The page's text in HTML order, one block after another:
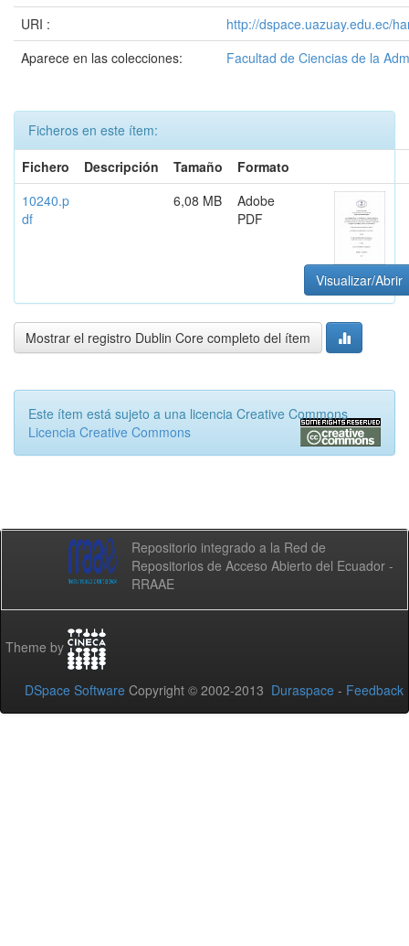
URI :
http://dspace.uazuay.edu.ec/
Aparece en las colecciones:
Facultad de Ciencias de la
Ficheros en este ítem:
Fichero
Descripción Tamaño
Formato
10240.p
df
6,08 MB
Adobe
PDF
Visualizar/Abrir
Mostrar el registro Dublin Core completo del ítem
Este ítem está sujeto a una licencia Creative Commons
Licencia Creative Commons
Repositorio integrado a la Red de
Repositorios de Acceso Abierto del Ecuador -
RRAAE
Theme by
DSpace Software Copyright © 2002-2013 Duraspace - Feedback